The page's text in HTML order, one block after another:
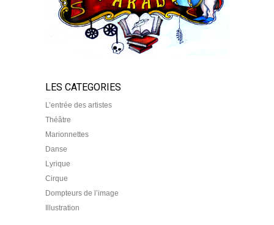
LES CATEGORIES
L’entrée des artistes
Théâtre
Marionnettes
Danse
Lyrique
Cirque
Dompteurs de l’image
Illustration